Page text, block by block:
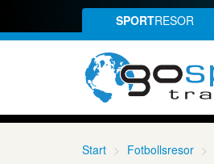
SPORTRESOR
Start Fotbollsresor